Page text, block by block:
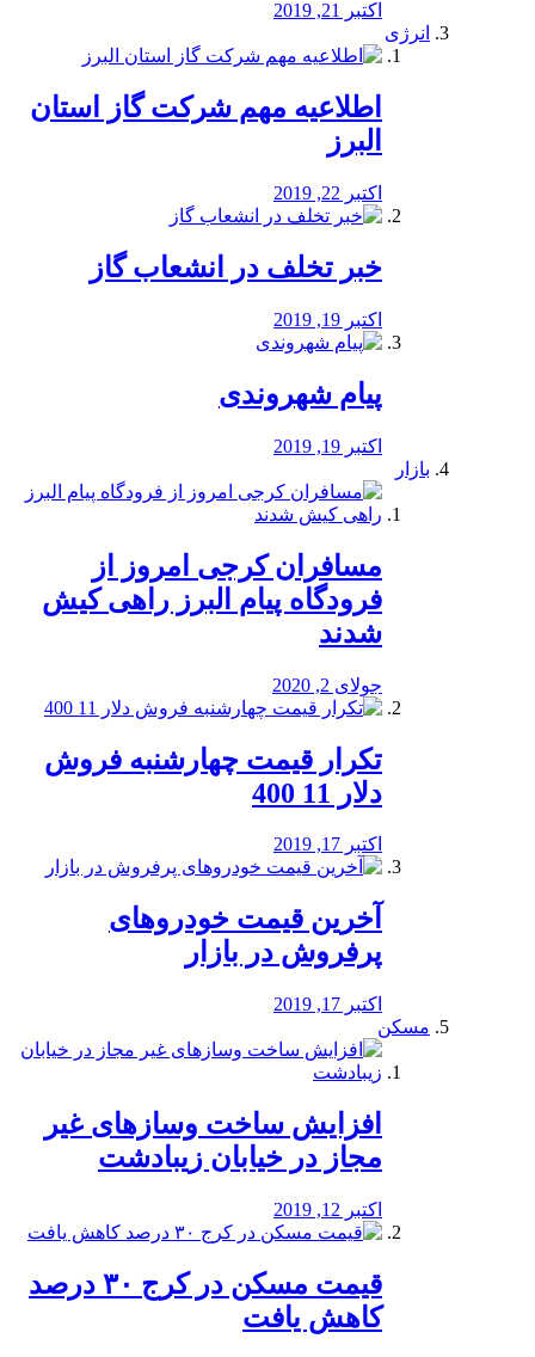
اکتبر 21, 2019
انرژی
️اطلاعیه مهم شرکت گاز استان
البرز
اکتبر 22, 2019
خبر تخلف در انشعاب گاز
اکتبر 19, 2019
پیام شهروندی
اکتبر 19, 2019
بازار
مسافران کرجی امروز از
فرودگاه پیام البرز راهی کیش
شدند
جولای 2, 2020
تکرار قیمت چهارشنبه فروش
دلار 11 400
اکتبر 17, 2019
آخرین قیمت خودرو‌های
پرفروش در بازار
اکتبر 17, 2019
مسکن
افزایش ساخت وسازهای غیر
مجاز در خیابان زیبادشت
اکتبر 12, 2019
️قیمت مسکن در کرج ۳۰ درصد
کاهش یافت